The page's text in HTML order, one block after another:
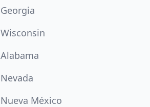
Georgia
Wisconsin
Alabama
Nevada
Nueva México